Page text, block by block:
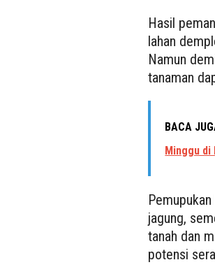
Hasil
lahan
Namun
tanaman
BACA
Minggu di
jagung,
tanah dan
potensi